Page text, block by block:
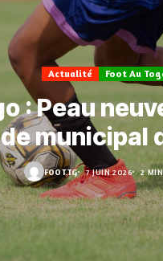
Actualité Foot Au
: Peau
municipal
FOOT.TG 7 JUIN 2026 2